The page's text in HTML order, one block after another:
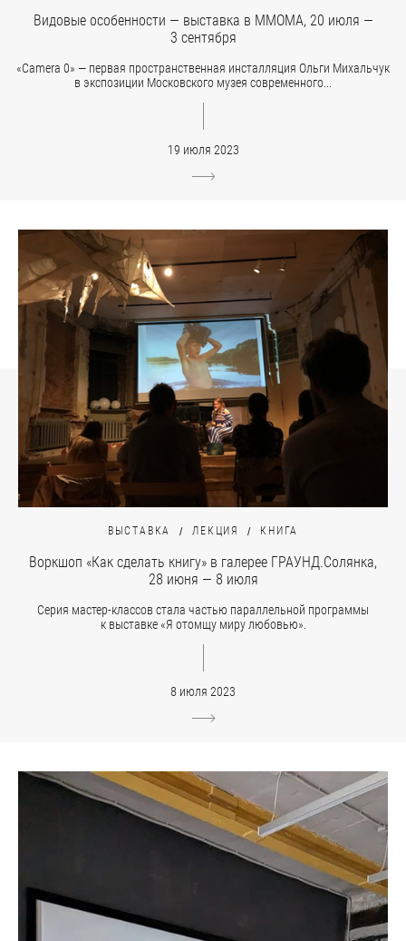
Видовые особенности — выставка в ММОМА, 20 июля —
3 сентября
«Camera 0» — первая пространственная инсталляция Ольги Михальчук
в экспозиции Московского музея современного...
19 июля 2023
ВЫСТАВКА ЛЕКЦИЯ КНИГА
Воркшоп «Как сделать книгу» в галерее ГРАУНД.Солянка,
28 июня — 8 июля
Серия мастер-классов стала частью параллельной программы
к выставке «Я отомщу миру любовью».
8 июля 2023